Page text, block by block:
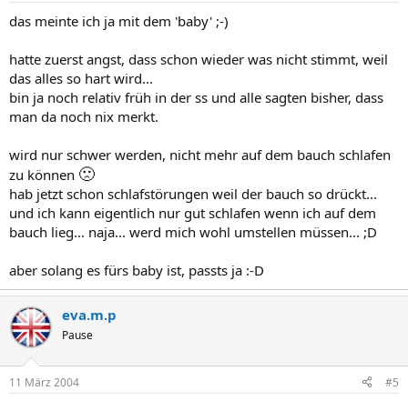
das meinte ich ja mit dem 'baby' ;-)
hatte zuerst angst, dass schon wieder was nicht stimmt, weil
das alles so hart wird...
bin ja noch relativ früh in der ss und alle sagten bisher, dass
man da noch nix merkt.
wird nur schwer werden, nicht mehr auf dem bauch schlafen
zu können 🙁
hab jetzt schon schlafstörungen weil der bauch so drückt...
und ich kann eigentlich nur gut schlafen wenn ich auf dem
bauch lieg... naja... werd mich wohl umstellen müssen... ;D
aber solang es fürs baby ist, passts ja :-D
eva.m.p
Pause
11 März 2004 #5